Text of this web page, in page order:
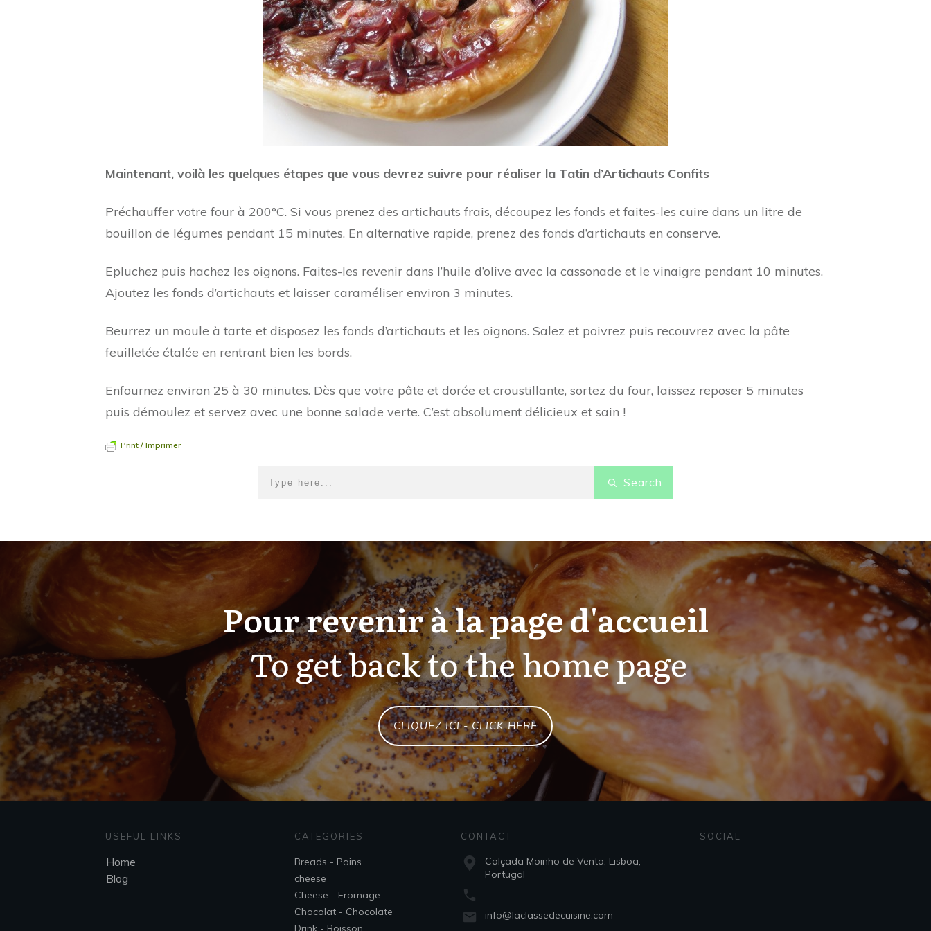
Maintenant, voilà les quelques étapes que vous devrez suivre pour réaliser la Tatin d’Artichauts Confits
Préchauffer votre four à 200°C. Si vous prenez des artichauts frais, découpez les fonds et faites-les cuire dans un litre de
bouillon de légumes pendant 15 minutes. En alternative rapide, prenez des fonds d’artichauts en conserve.
Epluchez puis hachez les oignons. Faites-les revenir dans l’huile d’olive avec la cassonade et le vinaigre pendant 10 minutes.
Ajoutez les fonds d’artichauts et laisser caraméliser environ 3 minutes.
Beurrez un moule à tarte et disposez les fonds d’artichauts et les oignons. Salez et poivrez puis recouvrez avec la pâte
feuilletée étalée en rentrant bien les bords.
Enfournez environ 25 à 30 minutes. Dès que votre pâte et dorée et croustillante, sortez du four, laissez reposer 5 minutes
puis démoulez et servez avec une bonne salade verte. C’est absolument délicieux et sain !
Print / Imprimer
Search
Pour revenir à la page d'accueil
To get back to the home page
CLIQUEZ ICI - CLICK HERE
USEFUL LINKS
Home
Blog
CATEGORIES
Breads - Pains
cheese
Cheese - Fromage
Chocolat - Chocolate
Drink - Boisson
CONTACT
Calçada Moinho de Vento, Lisboa,
Portugal
info@laclassedecuisine.com
SOCIAL